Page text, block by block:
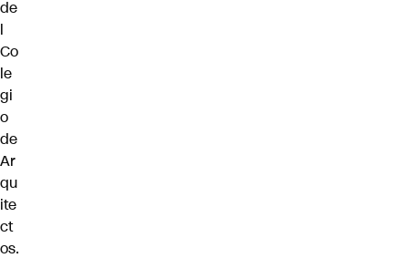
de
l
Co
le
gi
o
de
Ar
qu
ite
ct
os.